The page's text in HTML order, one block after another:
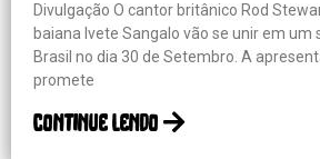
Divulgação O cantor britânico Rod
baiana Ivete Sangalo vão se unir em um
Brasil no dia 30 de Setembro. A
promete
continue lendo